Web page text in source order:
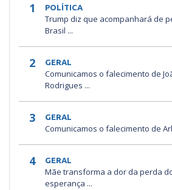
1 POLÍTICA
Trump diz que acompanhará de
Brasil ...
2 GERAL
Comunicamos o falecimento de
Rodrigues ...
3 GERAL
Comunicamos o falecimento de
4 GERAL
Mãe transforma a dor da perda
esperança ...